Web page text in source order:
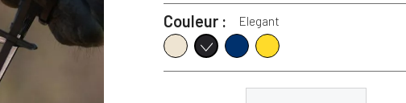
Couleur : Elegant
BiscuitElegantMarineCitrus